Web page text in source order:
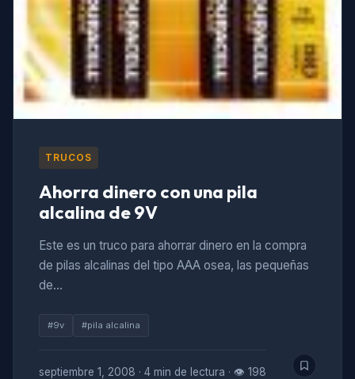
TRUCOS
Ahorra dinero con una pila
alcalina de 9V
Este es un truco para ahorrar dinero en la compra
de pilas alcalinas del tipo AAA osea, las pequeñas
de…
#9v #pila alcalina
septiembre 1, 2008 · 4 min de lectura · 👁 198